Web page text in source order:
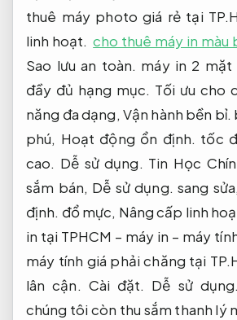
thuê máy photo giá rẻ tại
linh hoạt. cho thuê máy in màu
Sao lưu an toàn. máy in 2 mặt
đầy đủ hạng mục. Tối ưu cho
năng đa dạng, Vận hành bền bỉ.
phú, Hoạt động ổn định. tốc
cao. Dễ sử dụng. Tin Học
sắm bán, Dễ sử dụng. sang sửa,
định. đổ mực, Nâng cấp linh
in tại TPHCM – máy in – máy
máy tính giá phải chăng tại
lân cận. Cài đặt. Dễ sử dụng.
chúng tôi còn thu sắm thanh